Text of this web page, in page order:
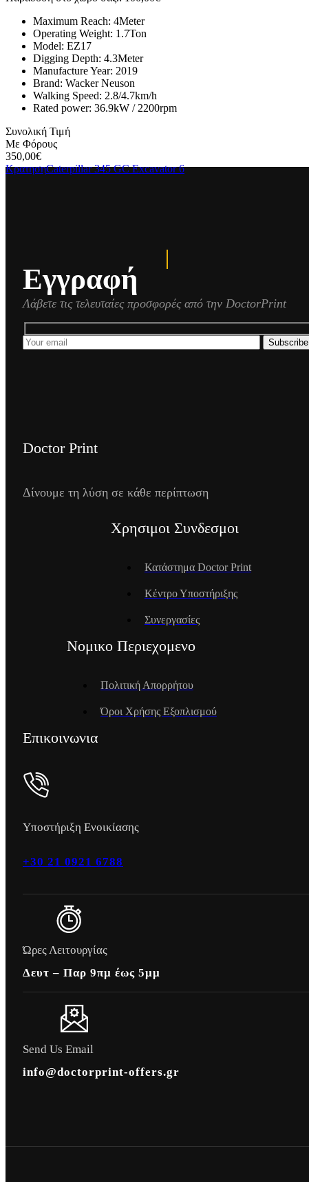
Maximum Reach: 4Meter
Operating Weight: 1.7Ton
Model: EZ17
Digging Depth: 4.3Meter
Manufacture Year: 2019
Brand: Wacker Neuson
Walking Speed: 2.8/4.7km/h
Rated power: 36.9kW / 2200rpm
Συνολική Τιμή
Με Φόρους
350,00€
ΚρατησηCaterpillar 345 GC Excavator 6
Εγγραφή
Λάβετε τις τελευταίες προσφορές από την DoctorPrint
Subscribe
Doctor Print
Δίνουμε τη λύση σε κάθε περίπτωση
Χρησιμοι Συνδεσμοι
Κατάστημα Doctor Print
Κέντρο Υποστήριξης
Συνεργασίες
Νομικο Περιεχομενο
Πολιτική Απορρήτου
Όροι Χρήσης Εξοπλισμού
Επικοινωνια
Υποστήριξη Ενοικίασης
+30 21 0921 6788
Ώρες Λειτουργίας
Δευτ – Παρ 9πμ έως 5μμ
Send Us Email
info@doctorprint-offers.gr